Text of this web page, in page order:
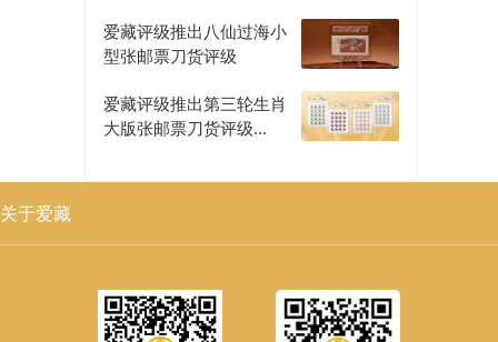
爱藏评级推出八仙过海小
型张邮票刀货评级
爱藏评级推出第三轮生肖
大版张邮票刀货评级
关于爱藏